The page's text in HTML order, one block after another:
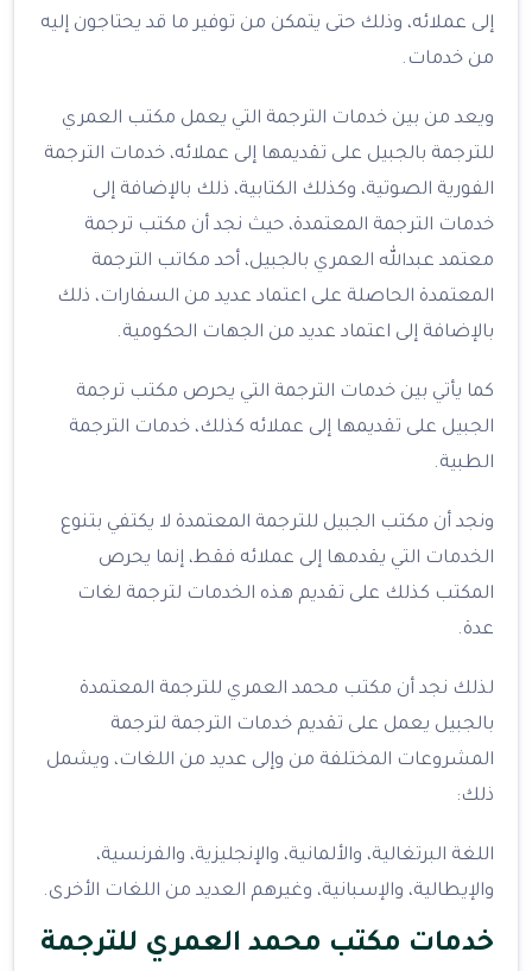
إلى عملائه، وذلك حتى يتمكن من توفير ما قد يحتاجون إليه
من خدمات.
ويعد من بين خدمات الترجمة التي يعمل مكتب العمري
للترجمة بالجبيل على تقديمها إلى عملائه، خدمات الترجمة
الفورية الصوتية، وكذلك الكتابية، ذلك بالإضافة إلى
خدمات الترجمة المعتمدة، حيث نجد أن مكتب ترجمة
معتمد عبدالله العمري بالجبيل، أحد مكاتب الترجمة
المعتمدة الحاصلة على اعتماد عديد من السفارات، ذلك
بالإضافة إلى اعتماد عديد من الجهات الحكومية.
كما يأتي بين خدمات الترجمة التي يحرص مكتب ترجمة
الجبيل على تقديمها إلى عملائه كذلك، خدمات الترجمة
الطبية.
ونجد أن مكتب الجبيل للترجمة المعتمدة لا يكتفي بتنوع
الخدمات التي يقدمها إلى عملائه فقط، إنما يحرص
المكتب كذلك على تقديم هذه الخدمات لترجمة لغات
عدة.
لذلك نجد أن مكتب محمد العمري للترجمة المعتمدة
بالجبيل يعمل على تقديم خدمات الترجمة لترجمة
المشروعات المختلفة من وإلى عديد من اللغات، ويشمل
ذلك:
اللغة البرتغالية، والألمانية، والإنجليزية، والفرنسية،
والإيطالية، والإسبانية، وغيرهم العديد من اللغات الأخرى.
خدمات مكتب محمد العمري للترجمة